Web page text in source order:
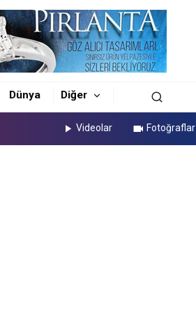
Dünya Diğer
Videolar Fotoğraflar